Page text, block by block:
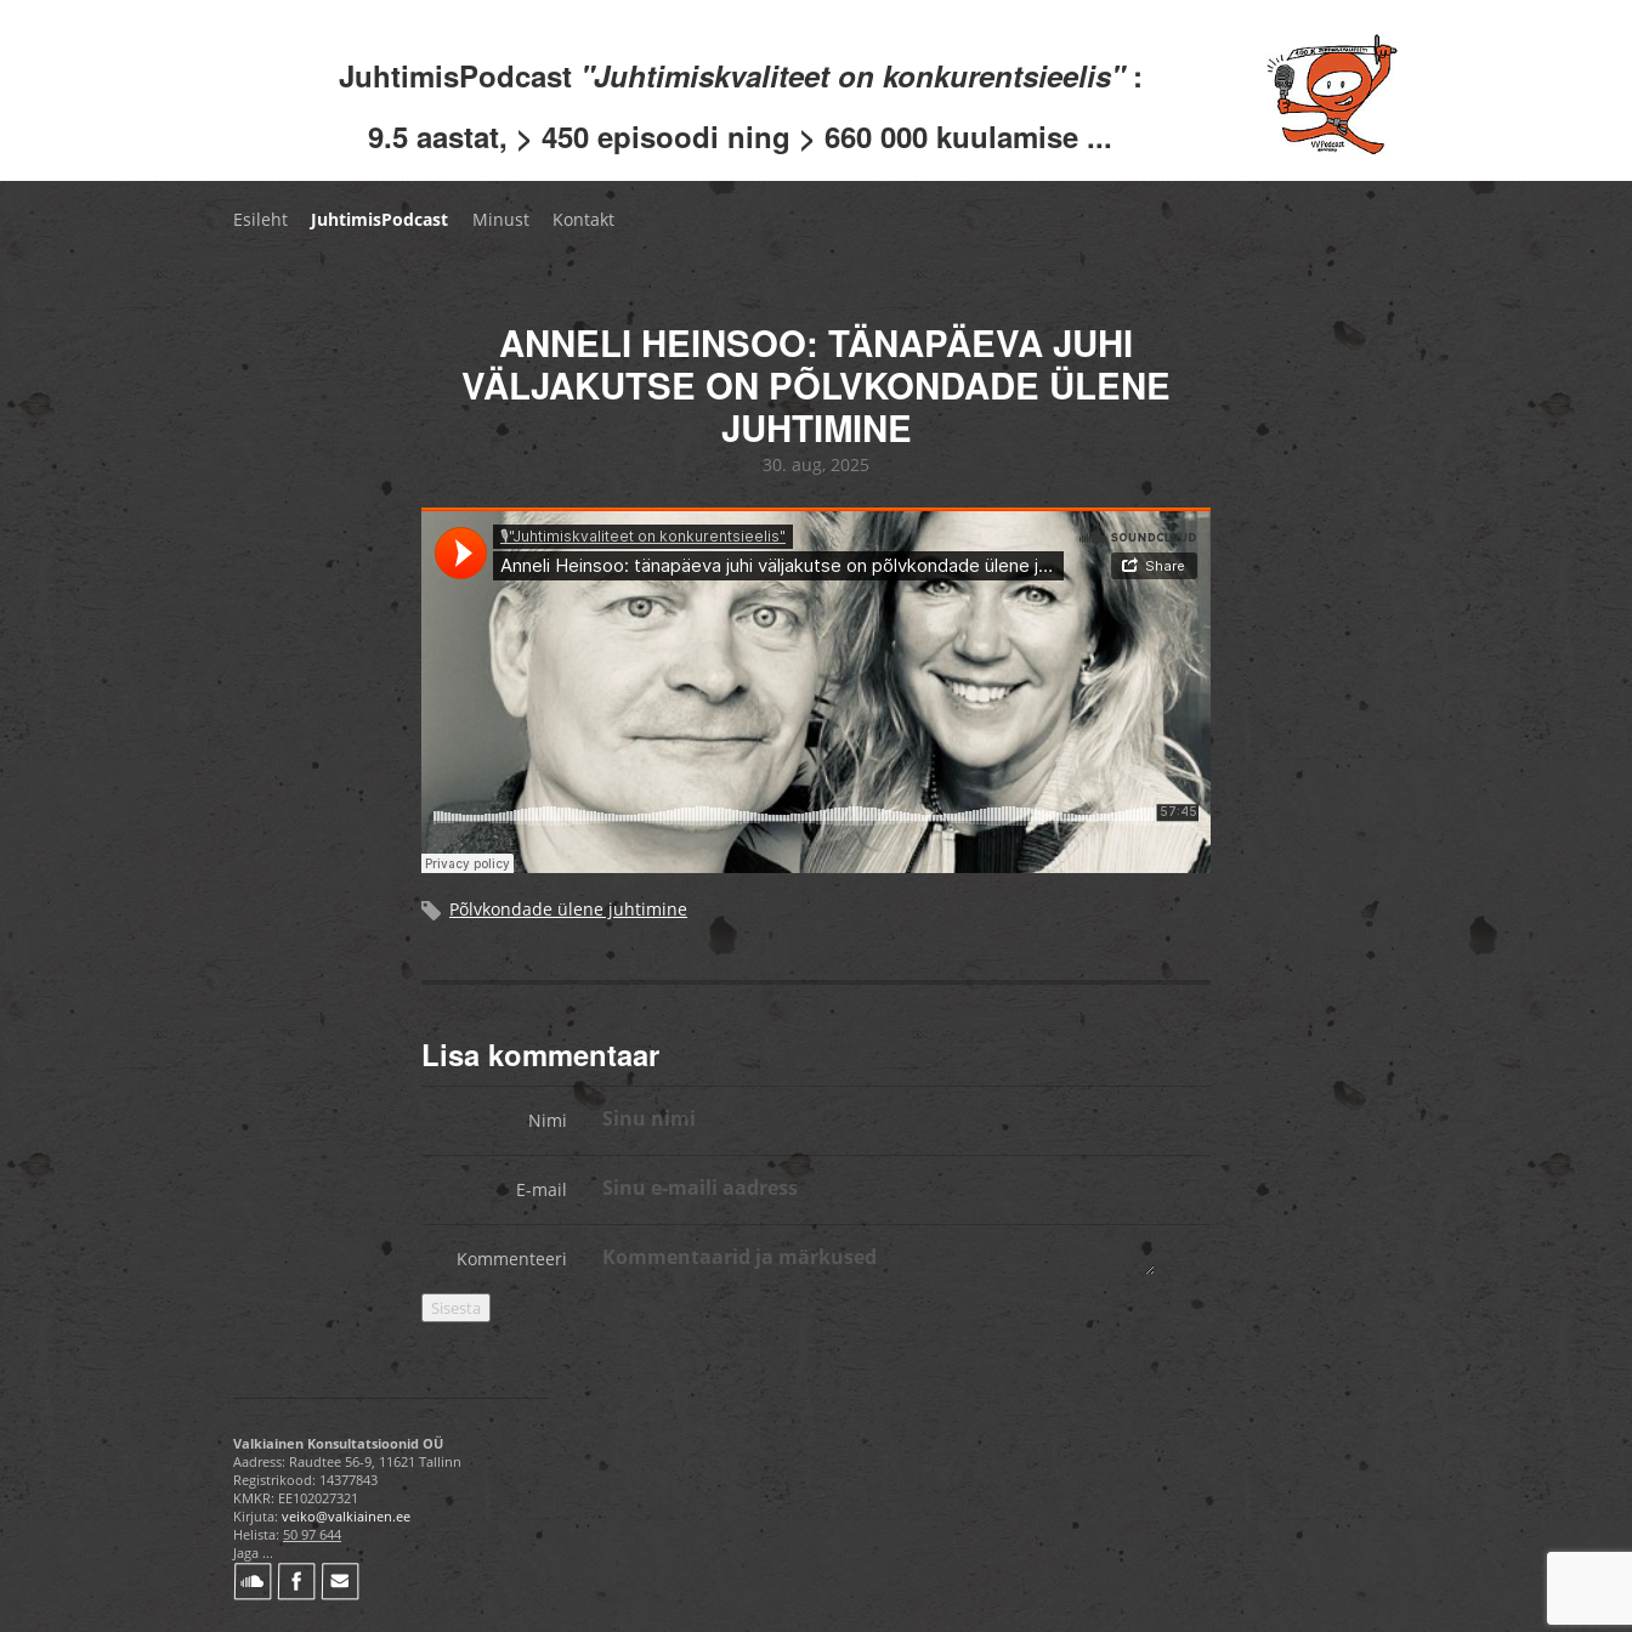
JuhtimisPodcast "Juhtimiskvaliteet on konkurentsieelis" :
9.5 aastat, > 450 episoodi ning > 660 000 kuulamise ...
Esileht JuhtimisPodcast Minust Kontakt
ANNELI HEINSOO: TÄNAPÄEVA JUHI
VÄLJAKUTSE ON PÕLVKONDADE ÜLENE
JUHTIMINE
30. aug, 2025
Põlvkondade ülene juhtimine
Lisa kommentaar
Nimi
E-mail
Kommenteeri
Valkiainen Konsultatsioonid OÜ
Aadress: Raudtee 56-9, 11621 Tallinn
Registrikood: 14377843
KMKR: EE102027321
Kirjuta: veiko@valkiainen.ee
Helista: 50 97 644
Jaga ...